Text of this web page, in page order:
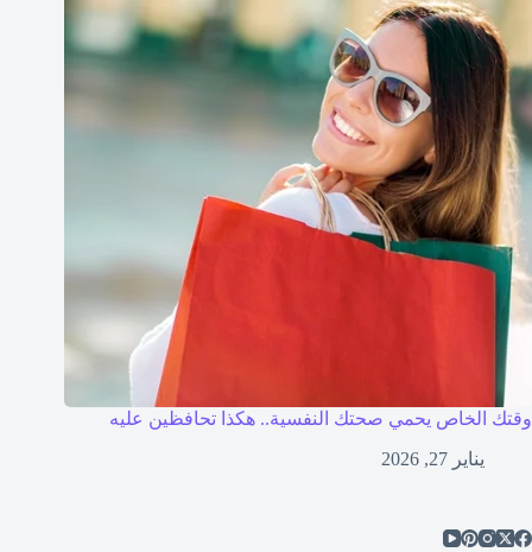
وقتك الخاص يحمي صحتك النفسية.. هكذا تحافظين عليه
يناير 27, 2026